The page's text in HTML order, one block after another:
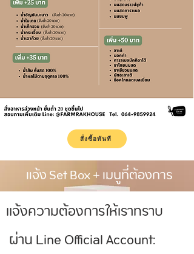
สั่งซื้อทันที
แจ้ง Set Box + เมนูที่ต้องการ
แจ้งความต้องการให้เราทราบ
ผ่าน Line Official Account: